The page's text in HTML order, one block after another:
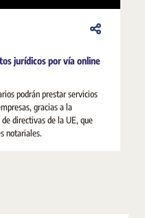
jurídicos por vía online
podrán prestar servicios
gracias a la
directivas de la UE, que
notariales.